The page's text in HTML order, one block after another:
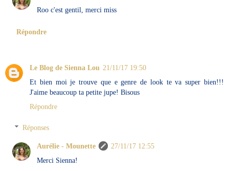
Roo c'est gentil, merci miss
Répondre
Le Blog de Sienna Lou 21/11/17 19:50
Et bien moi je trouve que e genre de look te va super bien!!!
J'aime beaucoup ta petite jupe! Bisous
Répondre
Réponses
Aurélie - Mounette
27/11/17 12:55
Merci Sienna!